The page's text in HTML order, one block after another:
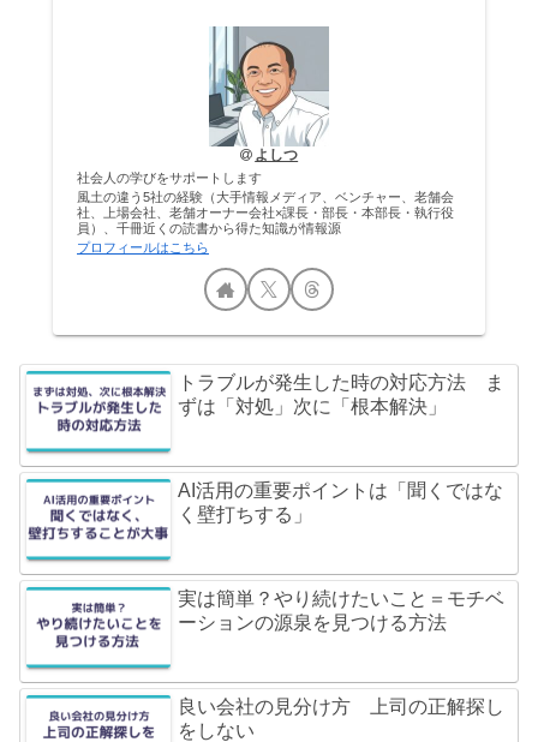
よしつ
社会人の学びをサポートします
風土の違う5社の経験（大手情報メディア、ベンチャー、老舗会
社、上場会社、老舗オーナー会社×課長・部長・本部長・執行役
員）、千冊近くの読書から得た知識が情報源
プロフィールはこちら
トラブルが発生した時の対応方法 ま
ずは「対処」次に「根本解決」
AI活用の重要ポイントは「聞くではな
く壁打ちする」
実は簡単？やり続けたいこと＝モチベ
ーションの源泉を見つける方法
良い会社の見分け方 上司の正解探し
をしない